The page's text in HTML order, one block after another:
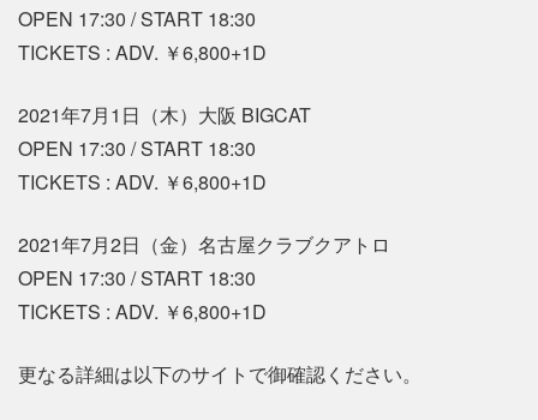
OPEN 17:30 / START 18:30
TICKETS : ADV. ￥6,800+1D
2021年7月1日（木）大阪 BIGCAT
OPEN 17:30 / START 18:30
TICKETS : ADV. ￥6,800+1D
2021年7月2日（金）名古屋クラブクアトロ
OPEN 17:30 / START 18:30
TICKETS : ADV. ￥6,800+1D
更なる詳細は以下のサイトで御確認ください。